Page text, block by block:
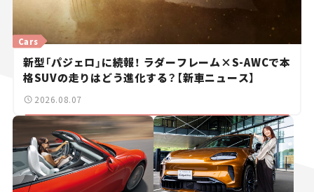
Cars
新型「パジェロ」に続報！ ラダーフレーム×S-AWCで本
格SUVの走りはどう進化する？【新車ニュース】
2026.08.07